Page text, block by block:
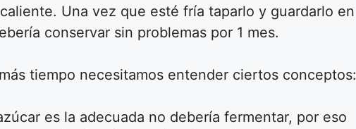
Una vez que esté fría taparlo y guardarlo en
conservar sin problemas por 1 mes.
tiempo necesitamos entender ciertos conceptos:
es la adecuada no debería fermentar, por eso